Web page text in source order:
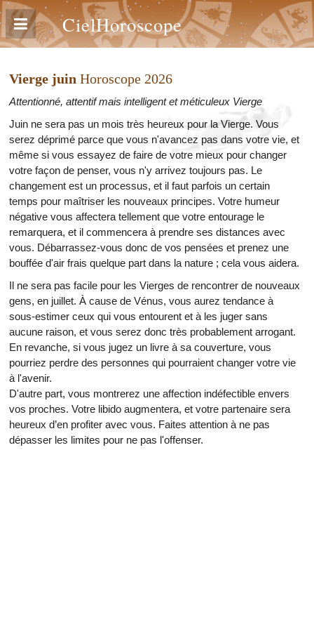
CielHoroscope
Vierge juin Horoscope 2026
Attentionné, attentif mais intelligent et méticuleux Vierge
Juin ne sera pas un mois très heureux pour la Vierge. Vous
serez déprimé parce que vous n'avancez pas dans votre vie, et
même si vous essayez de faire de votre mieux pour changer
votre façon de penser, vous n'y arrivez toujours pas. Le
changement est un processus, et il faut parfois un certain
temps pour maîtriser les nouveaux principes. Votre humeur
négative vous affectera tellement que votre entourage le
remarquera, et il commencera à prendre ses distances avec
vous. Débarrassez-vous donc de vos pensées et prenez une
bouffée d'air frais quelque part dans la nature ; cela vous aidera.
Il ne sera pas facile pour les Vierges de rencontrer de nouveaux
gens, en juillet. À cause de Vénus, vous aurez tendance à
sous-estimer ceux qui vous entourent et à les juger sans
aucune raison, et vous serez donc très probablement arrogant.
En revanche, si vous jugez un livre à sa couverture, vous
pourriez perdre des personnes qui pourraient changer votre vie
à l'avenir.
D'autre part, vous montrerez une affection indéfectible envers
vos proches. Votre libido augmentera, et votre partenaire sera
heureux d’en profiter avec vous. Faites attention à ne pas
dépasser les limites pour ne pas l'offenser.